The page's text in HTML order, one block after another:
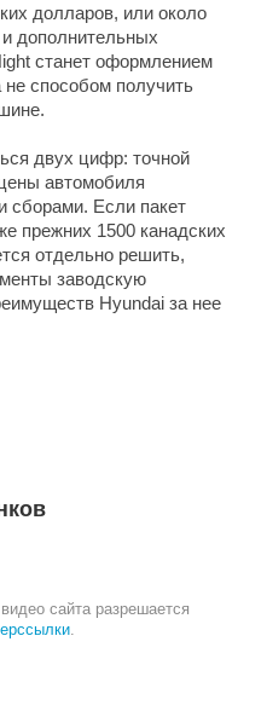
долларов, или около
дополнительных
станет оформлением
не способом получить
двух цифр: точной
автомобиля
сборами. Если пакет
прежних 1500 канадских
отдельно решить,
заводскую
Hyundai за нее
сайта разрешается